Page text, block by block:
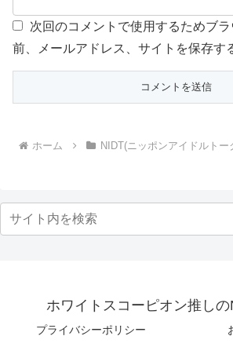
次回のコメントで使用するためブ
前、メールアドレス、サイトを保存す
ホーム NIDT(ニッポンアイドルトー
ホワイトスコーピオン推し
プライバシーポリシー